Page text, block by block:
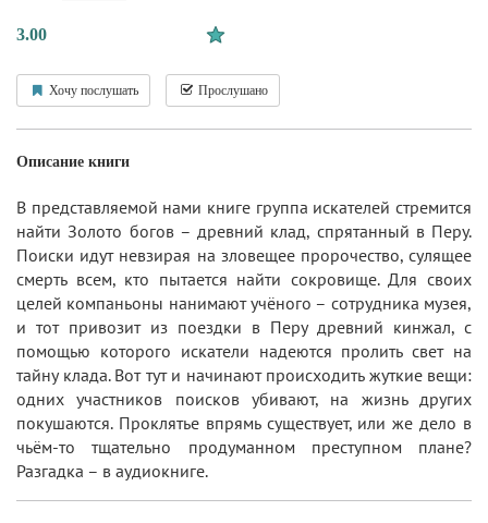
3.00
Хочу послушать Прослушано
Описание книги
В представляемой нами книге группа искателей стремится
найти Золото богов – древний клад, спрятанный в Перу.
Поиски идут невзирая на зловещее пророчество, сулящее
смерть всем, кто пытается найти сокровище. Для своих
целей компаньоны нанимают учёного – сотрудника музея,
и тот привозит из поездки в Перу древний кинжал, с
помощью которого искатели надеются пролить свет на
тайну клада. Вот тут и начинают происходить жуткие вещи:
одних участников поисков убивают, на жизнь других
покушаются. Проклятье впрямь существует, или же дело в
чьём-то тщательно продуманном преступном плане?
Разгадка – в аудиокниге.